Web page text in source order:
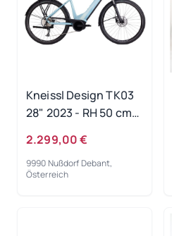
Kneissl Design TK03
28" 2023 - RH 50 cm
2.299,00 €
9990 Nußdorf Debant,
Österreich